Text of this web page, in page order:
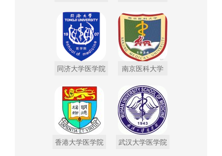
同济大学医学院 南京医科大学
香港大学医学院 武汉大学医学院